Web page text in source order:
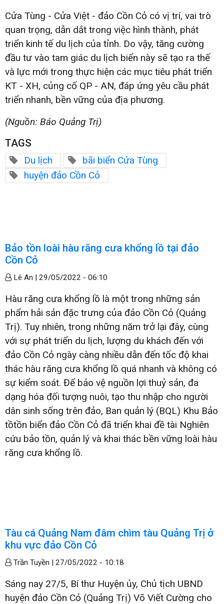
Cửa Tùng - Cửa Việt - đảo Cồn Cỏ có vị trí, vai trò
quan trọng, dẫn dắt trong việc hình thành, phát
triển kinh tế du lịch của tỉnh. Do vậy, tăng cường
đầu tư vào tam giác du lịch biển này sẽ tạo ra thế
và lực mới trong thực hiện các mục tiêu phát triển
KT - XH, củng cố QP - AN, đáp ứng yêu cầu phát
triển nhanh, bền vững của địa phương.
(Nguồn: Báo Quảng Trị)
TAGS
Du lịch
bãi biển Cửa Tùng
huyện đảo Cồn Cỏ
Bảo tồn loài hàu răng cưa khổng lồ tại đảo
Cồn Cỏ
Lê An | 29/05/2022 - 06:10
Hàu răng cưa khổng lồ là một trong những sản
phẩm hải sản đặc trưng của đảo Cồn Cỏ (Quảng
Trị). Tuy nhiên, trong những năm trở lại đây, cùng
với sự phát triển du lịch, lượng du khách đến với
đảo Cồn Cỏ ngày càng nhiều dẫn đến tốc độ khai
thác hàu răng cưa khổng lồ quá nhanh và không có
sự kiểm soát. Để bảo vệ nguồn lợi thuỷ sản, đa
dạng hóa đối tượng nuôi, tạo thu nhập cho người
dân sinh sống trên đảo, Ban quản lý (BQL) Khu Bảo
tồtồn biển đảo Cồn Cỏ đã triển khai đề tài Nghiên
cứu bảo tồn, quản lý và khai thác bền vững loài hàu
răng cưa khổng lồ.
Tàu cá Quảng Nam đâm chìm tàu Quảng Trị ở
khu vực đảo Cồn Cỏ
Trần Tuyền | 27/05/2022 - 10:18
Sáng nay 27/5, Bí thư Huyện ủy, Chủ tịch UBND
huyện đảo Cồn Cỏ (Quảng Trị) Võ Viết Cường cho